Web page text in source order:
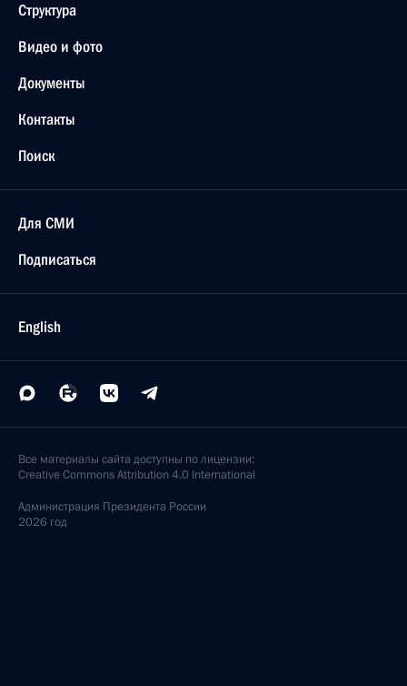
Структура
Видео и фото
Документы
Контакты
Поиск
Для СМИ
Подписаться
English
Все материалы сайта доступны по лицензии:
Creative Commons Attribution 4.0 International
Администрация Президента России
2026 год